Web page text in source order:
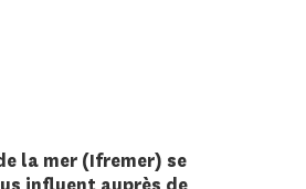
la mer (Ifremer) se